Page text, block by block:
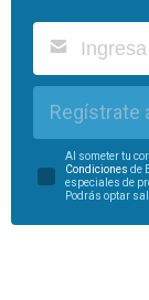
Regístrate
Al someter tu
Condiciones de
especiales de
Podrás optar